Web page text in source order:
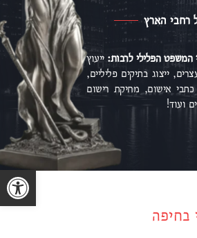
המשפט הפלילילרבות:ייעוץ
ייצוג בתיקים פליליים,
אישום, מחיקת רישום
ועוד!
בחיפה
פתח סרגל נגישות